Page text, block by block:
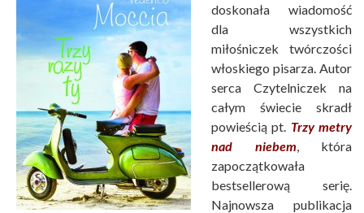
doskonała wiadomość
dla wszystkich
miłośniczek twórczości
włoskiego pisarza. Autor
serca Czytelniczek na
całym świecie skradł
powieścią pt. Trzy metry
nad niebem, która
zapoczątkowała
bestsellerową serię.
Najnowsza publikacja